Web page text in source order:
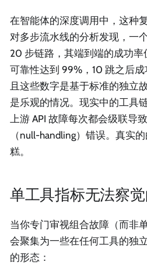
在智能体的深度调用中，这种
对多步流水线的分析发现，一
20 步链路，其端到端的成功
可靠性达到 99%，10 跳之后
且这些数字是基于标准的独立
是乐观的情况。现实中的工具
上游 API 故障每次都会级联导
（null-handling）错误。真实
糕。
单工具指标无法察
当你专门审视组合故障（而非
会聚集为一些在任何工具的独
的形态：